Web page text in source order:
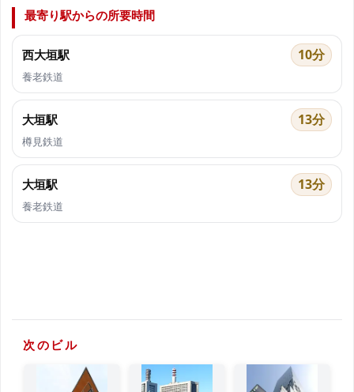
最寄り駅からの所要時間
西大垣駅 10分
養老鉄道
大垣駅 13分
樽見鉄道
大垣駅 13分
養老鉄道
次のビル